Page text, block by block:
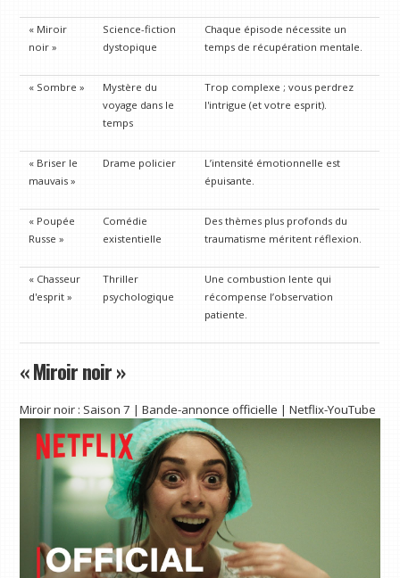
« Miroir
noir »
Science-fiction
dystopique
Chaque épisode nécessite un
temps de récupération mentale.
« Sombre »
Mystère du
voyage dans le
temps
Trop complexe ; vous perdrez
l'intrigue (et votre esprit).
« Briser le
mauvais »
Drame policier
L’intensité émotionnelle est
épuisante.
« Poupée
Russe »
Comédie
existentielle
Des thèmes plus profonds du
traumatisme méritent réflexion.
« Chasseur
d'esprit »
Thriller
psychologique
Une combustion lente qui
récompense l’observation
patiente.
« Miroir noir »
Miroir noir : Saison 7 | Bande-annonce officielle | Netflix-YouTube